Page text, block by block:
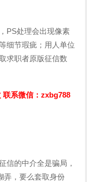
PS处理会出现像素
细节瑕疵；用人单位
求职者原版征信数
联系微信：zxbg788
信的中介全是骗局，
弄，要么套取身份